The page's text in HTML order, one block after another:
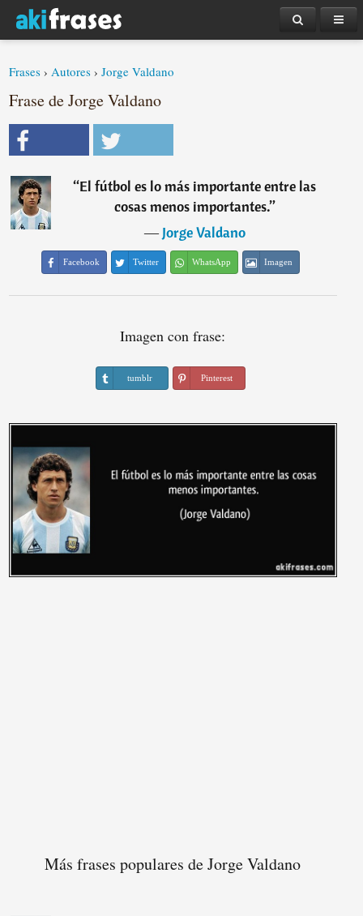
Frases ›Autores ›Jorge Valdano
Frase de Jorge Valdano
“El fútbol es lo más importante entre las
cosas menos importantes.”
―Jorge Valdano
Facebook Twitter WhatsApp Imagen
Imagen con frase:
tumblr Pinterest
Más frases populares de Jorge Valdano